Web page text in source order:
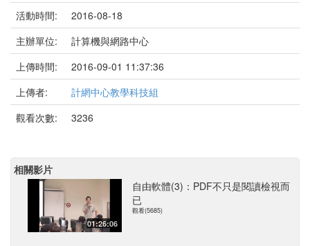
活動時間:
2016-08-18
主辦單位:
計算機與網路中心
上傳時間:
2016-09-01 11:37:36
上傳者:
計網中心教學科技組
觀看次數:
3236
相關影片
01:26:06
自由軟體(3)：PDF不只是閱讀檢視而
已
觀看(5685)